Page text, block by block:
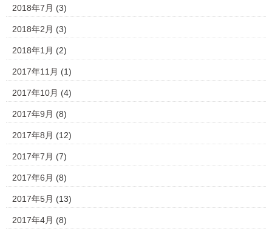
2018年7月 (3)
2018年2月 (3)
2018年1月 (2)
2017年11月 (1)
2017年10月 (4)
2017年9月 (8)
2017年8月 (12)
2017年7月 (7)
2017年6月 (8)
2017年5月 (13)
2017年4月 (8)